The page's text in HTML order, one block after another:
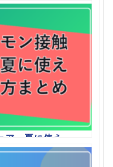
ア、夏に使え